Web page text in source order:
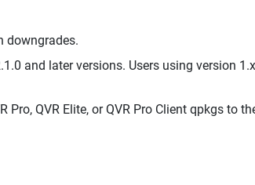
downgrades.
and later versions. Users using version
QVR Elite, or QVR Pro Client qpkgs to